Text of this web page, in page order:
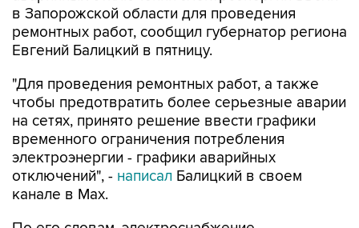
в Запорожской области для проведения
ремонтных работ, сообщил губернатор региона
Евгений Балицкий в пятницу.
"Для проведения ремонтных работ, а также
чтобы предотвратить более серьезные аварии
на сетях, принято решение ввести графики
временного ограничения потребления
электроэнергии - графики аварийных
отключений", - написал Балицкий в своем
канале в Max.